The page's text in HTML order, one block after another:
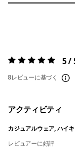
評価:5 / 5 5 /
8レビューに基づく
アクティビティ
カジュアルウェア, ハイ
レビュアーに好評